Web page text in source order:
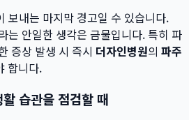
보내는 마지막 경고일 수 있습니다.
는 안일한 생각은 금물입니다. 특히 파
증상 발생 시 즉시 더자인병원의 파주
합니다.
습관을 점검할 때